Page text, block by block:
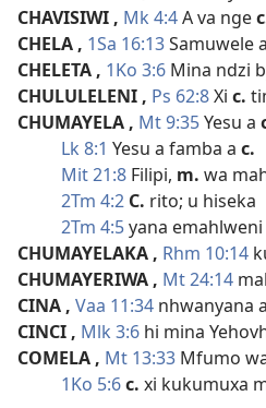
CHAVISIWI , Mk 4:4A va nge
CHELA , 1Sa 16:13Samuwele a
CHELETA , 1Ko 3:6 Mina ndzi
CHULULELENI , Ps 62:8Xi c.
CHUMAYELA , Mt 9:35Yesu a
Lk 8:1 Yesu a famba a c.
Mit 21:8 Filipi, m. wa
2Tm 4:2 C. rito; u hiseka
2Tm 4:5yana emahlweni
CHUMAYELAKA , Rhm 10:14
CHUMAYERIWA , Mt 24:14
CINA , Vaa 11:34 nhwanyana
CINCI , Mlk 3:6 hi mina
COMELA , Mt 13:33 Mfumo
1Ko 5:6c. xi kukumuxa